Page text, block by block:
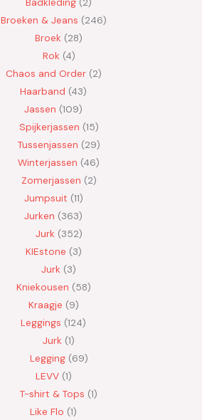
Broeken & Jeans 246
Broek 28
Rok 4
Chaos and Order 2
Haarband 43
Jassen 109
Spijkerjassen 15
Tussenjassen 29
Winterjassen 46
Zomerjassen 2
Jumpsuit 11
Jurken 363
Jurk 352
KIEstone 3
Jurk 3
Kniekousen 58
Kraagje 9
Leggings 124
Jurk 1
Legging 69
LEVV 1
T-shirt & Tops 1
Like Flo 1